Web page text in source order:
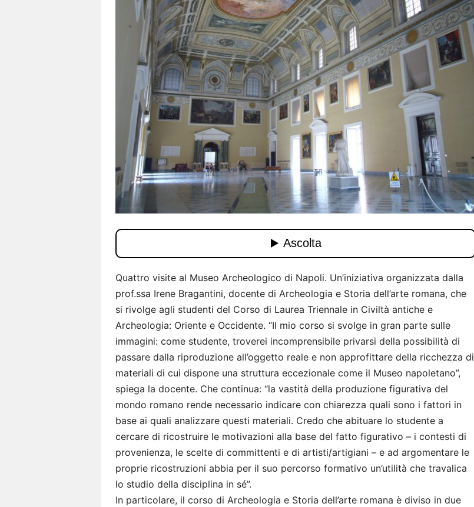
Quattro visite al Museo Archeologico di Napoli. Un’iniziativa organizzata dalla
prof.ssa Irene Bragantini, docente di Archeologia e Storia dell’arte romana, che
si rivolge agli studenti del Corso di Laurea Triennale in Civiltà antiche e
Archeologia: Oriente e Occidente. “Il mio corso si svolge in gran parte sulle
immagini: come studente, troverei incomprensibile privarsi della possibilità di
passare dalla riproduzione all’oggetto reale e non approfittare della ricchezza di
materiali di cui dispone una struttura eccezionale come il Museo napoletano”,
spiega la docente. Che continua: “la vastità della produzione figurativa del
mondo romano rende necessario indicare con chiarezza quali sono i fattori in
base ai quali analizzare questi materiali. Credo che abituare lo studente a
cercare di ricostruire le motivazioni alla base del fatto figurativo – i contesti di
provenienza, le scelte di committenti e di artisti/artigiani – e ad argomentare le
proprie ricostruzioni abbia per il suo percorso formativo un’utilità che travalica
lo studio della disciplina in sé”.
In particolare, il corso di Archeologia e Storia dell’arte romana è diviso in due